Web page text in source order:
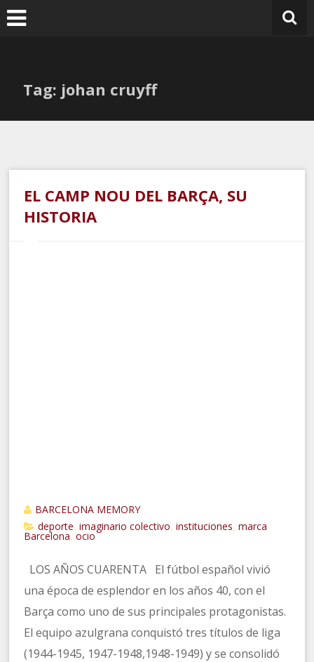
Ir
al
Tag: johan cruyff
EL CAMP NOU DEL BARÇA, SU
HISTORIA
BARCELONA MEMORY
deporte
,imaginario colectivo ,instituciones ,marca
Barcelona ,ocio
LOS AÑOS CUARENTA El fútbol español vivió
una época de esplendor en los años 40, con el
Barça como uno de sus principales protagonistas.
El equipo azulgrana conquistó tres títulos de liga
(1944-1945, 1947-1948,1948-1949) y se consolidó